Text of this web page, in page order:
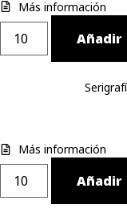
Más información
Añadir
Más información
Añadir